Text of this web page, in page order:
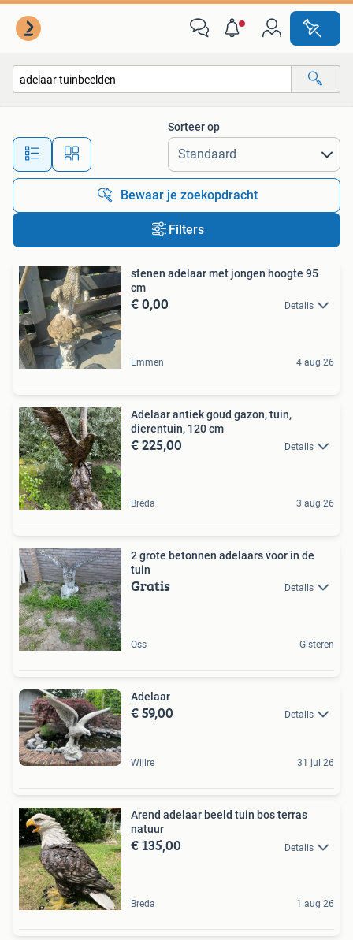
Alle afstanden…
Sorteer op
Bewaar je zoekopdracht
Filters
stenen adelaar met jongen hoogte 95
cm
€ 0,00 Details
Emmen 4 aug 26
Adelaar antiek goud gazon, tuin,
dierentuin, 120 cm
€ 225,00 Details
Breda 3 aug 26
2 grote betonnen adelaars voor in de
tuin
Gratis Details
Oss Gisteren
Adelaar
€ 59,00 Details
Wijlre 31 jul 26
Arend adelaar beeld tuin bos terras
natuur
€ 135,00 Details
Breda 1 aug 26